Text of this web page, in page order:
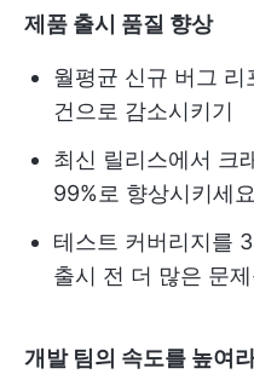
제품 출시 품질 향상
월평균 신규 버그
건으로 감소시키기
최신 릴리스에서 크
99%로 향상시키세요
테스트 커버리지를
출시 전 더 많은 문
개발 팀의 속도를 높여